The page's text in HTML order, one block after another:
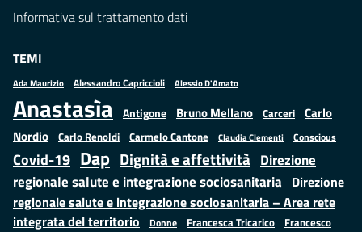
Informativa sul trattamento dati
TEMI
Ada Maurizio Alessandro Capriccioli Alessio D'Amato
Anastasìa Antigone Bruno Mellano Carceri
Carlo
Nordio Carlo Renoldi Carmelo Cantone Claudia Clementi Conscious
Covid-19 Dap Dignità e affettività Direzione
regionale salute e integrazione sociosanitaria Direzione
regionale salute e integrazione sociosanitaria – Area rete
integrata del territorio
Donne Francesca Tricarico
Francesco